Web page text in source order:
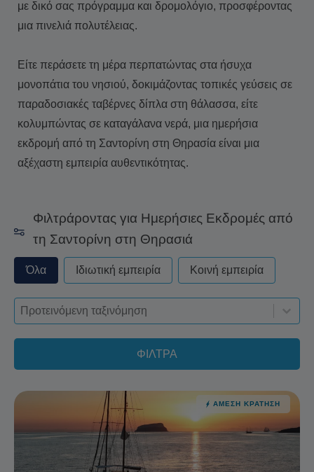
με δικό σας πρόγραμμα και δρομολόγιο, προσφέροντας
μια πινελιά πολυτέλειας.
Είτε περάσετε τη μέρα περπατώντας στα ήσυχα
μονοπάτια του νησιού, δοκιμάζοντας τοπικές γεύσεις σε
παραδοσιακές ταβέρνες δίπλα στη θάλασσα, είτε
κολυμπώντας σε καταγάλανα νερά, μια ημερήσια
εκδρομή από τη Σαντορίνη στη Θηρασία είναι μια
αξέχαστη εμπειρία αυθεντικότητας.
Φιλτράροντας για Ημερήσιες Eκδρομές από
τη Σαντορίνη στη Θηρασιά
privateorshared - always excude from apply
Όλα Ιδιωτική εμπειρία Κοινή εμπειρία
Sort-deskop
Ταξινόμηση περιεχομένου
Ταξινόμηση περιεχομένου
ΦΙΛΤΡΑ
ΆΜΕΣΗ ΚΡΆΤΗΣΗ